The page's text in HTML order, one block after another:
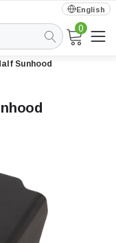
English
0
Sunhood